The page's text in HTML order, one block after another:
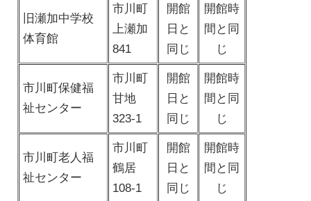
旧瀬加中学校
体育館
市川町
上瀬加
841
開館
日と
同じ
開館時
間と同
じ
市川町保健福
祉センター
市川町
甘地
323-1
開館
日と
同じ
開館時
間と同
じ
市川町老人福
祉センター
市川町
鶴居
108-1
開館
日と
同じ
開館時
間と同
じ